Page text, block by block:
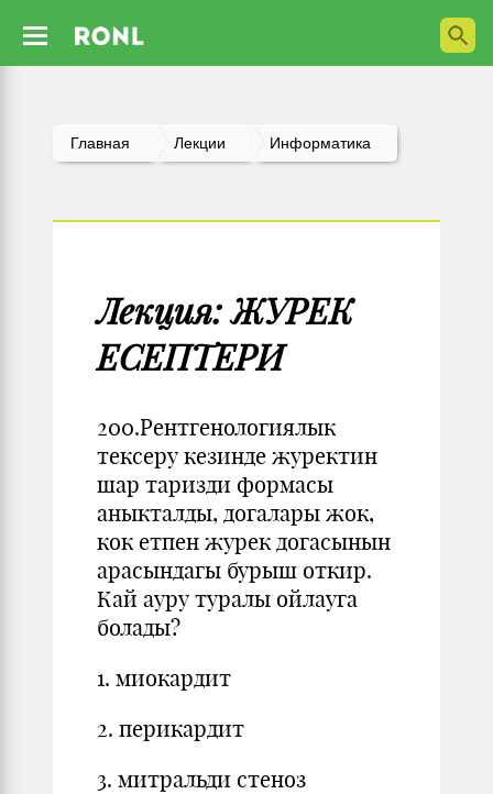
Главная Лекции Информатика
Лекция: ЖУРЕК
ЕСЕПТЕРИ
200.Рентгенологиялык
тексеру кезинде журектин
шар таризди формасы
аныкталды, догалары жок,
кок етпен журек догасынын
арасындагы бурыш откир.
Кай ауру туралы ойлауга
болады?
1. миокардит
2. перикардит
3. митральди стеноз